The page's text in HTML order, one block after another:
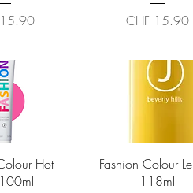
Preis
CHF 15.90
Hot
Schnellansicht
Fashion Colour
118ml